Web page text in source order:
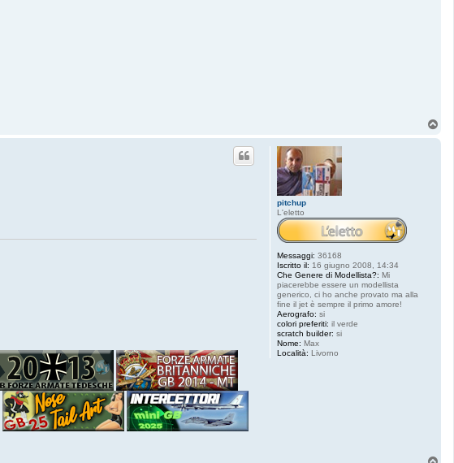
pitchup
L'eletto
Messaggi: 36168
Iscritto il: 16 giugno 2008, 14:34
Che Genere di Modellista?: Mi
piacerebbe essere un modellista
generico, ci ho anche provato ma alla
fine il jet è sempre il primo amore!
Aerografo: si
colori preferiti: il verde
scratch builder: si
Nome: Max
Località: Livorno